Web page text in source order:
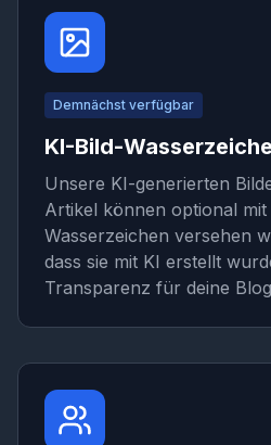
Demnächst verfügbar
KI-Bild-
Unsere KI-generierten
Artikel können optional mit
Wasserzeichen versehen
dass sie mit KI erstellt
Transparenz für deine